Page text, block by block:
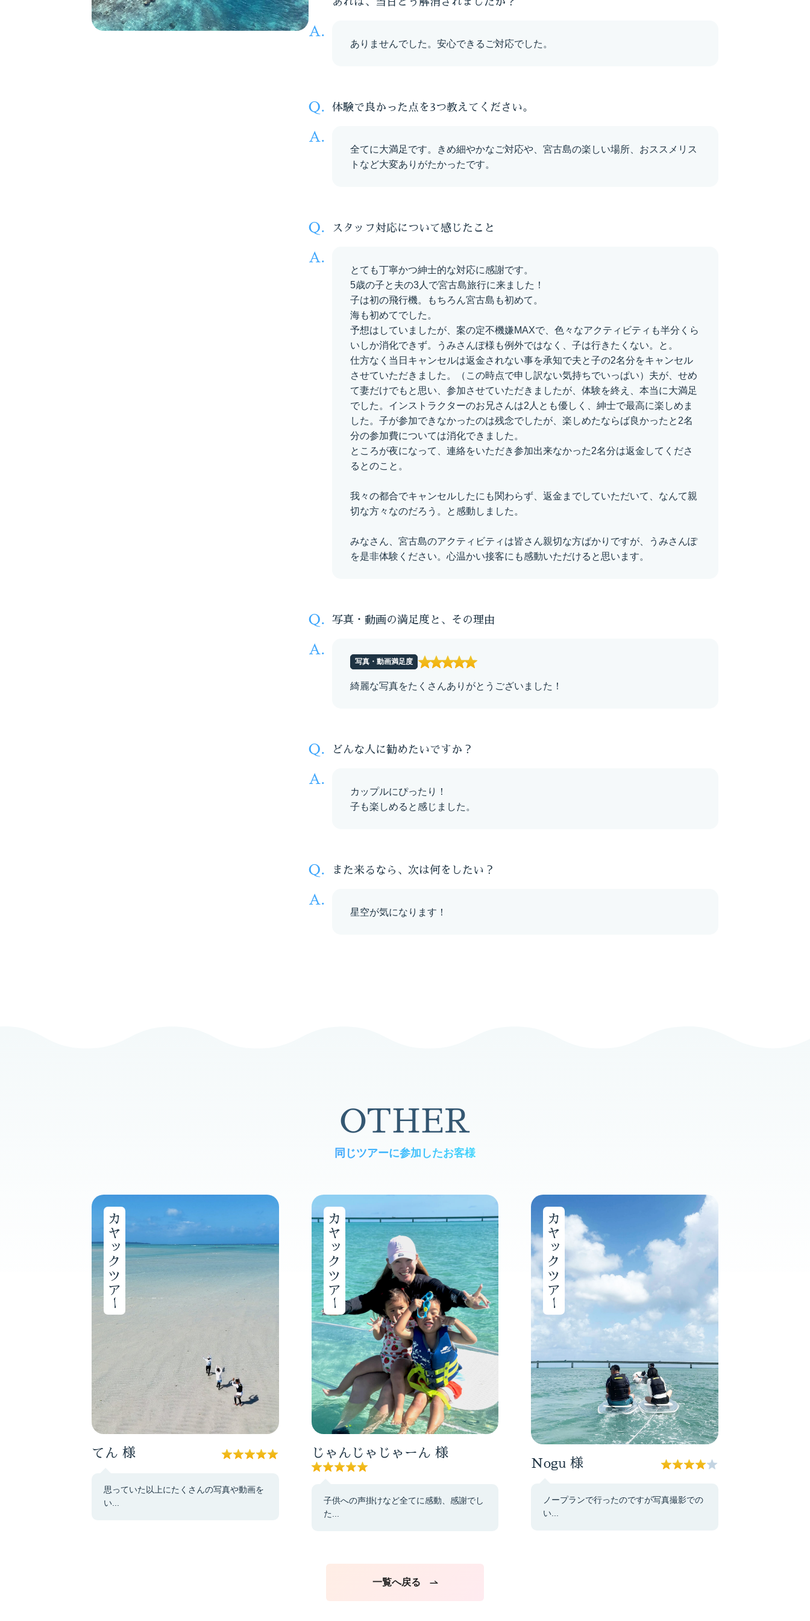
ありませんでした。安心できるご対応でした。
体験で良かった点を3つ教えてください。
全てに大満足です。きめ細やかなご対応や、宮古島の楽しい場所、おススメリス
トなど大変ありがたかったです。
スタッフ対応について感じたこと
とても丁寧かつ紳士的な対応に感謝です。
5歳の子と夫の3人で宮古島旅行に来ました！
子は初の飛行機。もちろん宮古島も初めて。
海も初めてでした。
予想はしていましたが、案の定不機嫌MAXで、色々なアクティビティも半分くら
いしか消化できず。うみさんぽ様も例外ではなく、子は行きたくない。と。
仕方なく当日キャンセルは返金されない事を承知で夫と子の2名分をキャンセル
させていただきました。（この時点で申し訳ない気持ちでいっぱい）夫が、せめ
て妻だけでもと思い、参加させていただきましたが、体験を終え、本当に大満足
でした。インストラクターのお兄さんは2人とも優しく、紳士で最高に楽しめま
した。子が参加できなかったのは残念でしたが、楽しめたならば良かったと2名
分の参加費については消化できました。
ところが夜になって、連絡をいただき参加出来なかった2名分は返金してくださ
るとのこと。
我々の都合でキャンセルしたにも関わらず、返金までしていただいて、なんて親
切な方々なのだろう。と感動しました。
みなさん、宮古島のアクティビティは皆さん親切な方ばかりですが、うみさんぽ
を是非体験ください。心温かい接客にも感動いただけると思います。
写真・動画の満足度と、その理由
写真・動画満足度
綺麗な写真をたくさんありがとうございました！
どんな人に勧めたいですか？
カップルにぴったり！
子も楽しめると感じました。
また来るなら、次は何をしたい？
星空が気になります！
OTHER
同じツアーに参加したお客様
てん 様
思っていた以上にたくさんの写真や動画を
い...
じゃんじゃじゃーん 様
子供への声掛けなど全てに感動、感謝でし
た...
Nogu 様
ノープランで行ったのですが写真撮影での
い...
一覧へ戻る